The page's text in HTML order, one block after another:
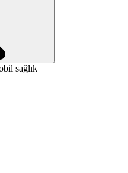
sağlık